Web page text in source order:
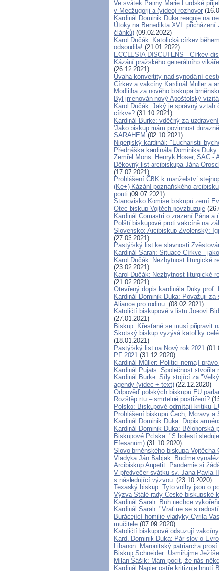
Ve svátek Panny Marie Lurdské
v Medžugorji a (video) rozhovor
Kardinál Dominik Duka reaguje na
Útoky na Benedikta XVI.
článků) (09.02.2022)
Karol Dučák: Katolická církev
odsoudila! (21.01.2022)
ECCLESIA DISCUTENS - Církev
Kázání pražského generálního
(26.12.2021)
Úvaha konvertity nad synodální
Církev a vakcíny Kardinál Müller a
Modlitba za nového biskupa
Byl jmenován nový Apoštolský
Karol Dučák: Jaký je správný
církve? (31.10.2021)
Kardinál Burke: vděčný za
'Jako biskup mám povinnost
SARAHEM (02.10.2021)
Nigerijský kardinál: "Eucharistii
Přednáška kardinála Dominika
Zemřel Mons. Henryk Hoser, SAC -
Děkovný list arcibiskupa Jána
(17.07.2021)
Prohlášení ČBK k manželství
(Ke+) Kázání poznaňského
pouti (09.07.2021)
Stanovisko Komise biskupů zemí
Otec biskup Vojtěch povzbuzuje
Kardinál Comastri o zrazení Pána a
Polští biskupové proti vakcíně na
Slovensko: Arcibiskup Zvolenský:
(27.03.2021)
Pastýřský list ke slavnosti
Kardinál Sarah: Situace Církve -
Karol Dučák: Nezbytnost liturgické
(23.02.2021)
Karol Dučák: Nezbytnost liturgické
(21.02.2021)
Otevřený dopis kardinála Duky prof.
Kardinál Dominik Duka: Považuji
Aliance pro rodinu. (08.02.2021)
Katoličtí biskupové v listu Joeovi
(27.01.2021)
Biskup: Křesťané se musí připravit
Skotský biskup vyzývá katolíky
(18.01.2021)
Pastýřský list na Nový rok 2021
PF 2021 (31.12.2020)
Kardinál Müller: Politici nemají
Kardinál Pujats: Společnost stvořila
Kardinál Burke: Síly stojící za
agendy (video + text) (22.12.2020)
Odpověď polských biskupů EU
Rozštěp rtu – smrtelné postižení?
Polsko: Biskupové odmítají kritiku
Prohlášení biskupů Čech, Moravy a
Kardinál Dominik Duka: Dopis
Kardinál Dominik Duka: Bělohorská
Biskupové Polska: "S bolestí
Efesanům) (31.10.2020)
Slovo brněnského biskupa
Vladyka Ján Babjak: Buďme
Arcibiskup Aupetit: Pandemie si
V předvečer svátku sv. Jana Pavla
s následující výzvou: (23.10.2020)
Texaský biskup: Tyto volby jsou o
Výzva Stálé rady České biskupské
Kardinál Sarah: Bůh nechce
Kardinál Sarah: "Vraťme se s
Burácející homilie vladyky Cyrila
mučitele (07.09.2020)
Katoličtí biskupové odsuzují
Kard. Dominik Duka: Pár slov o
Libanon: Maronitský patriarcha prosí
Biskup Schneider: Usmiřujme
Milan Šášik: Mám pocit, že nás
Kardinál Napier ostře kritizuje hnutí